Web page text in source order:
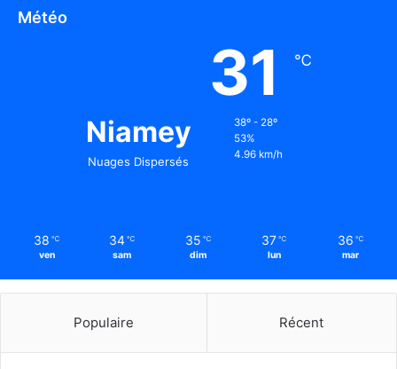
Météo
Niamey
Nuages Dispersés
31 ℃
38º - 28º
53%
4.96 km/h
38 ℃
ven
34 ℃
sam
35 ℃
dim
37 ℃
lun
36 ℃
mar
Populaire Récent